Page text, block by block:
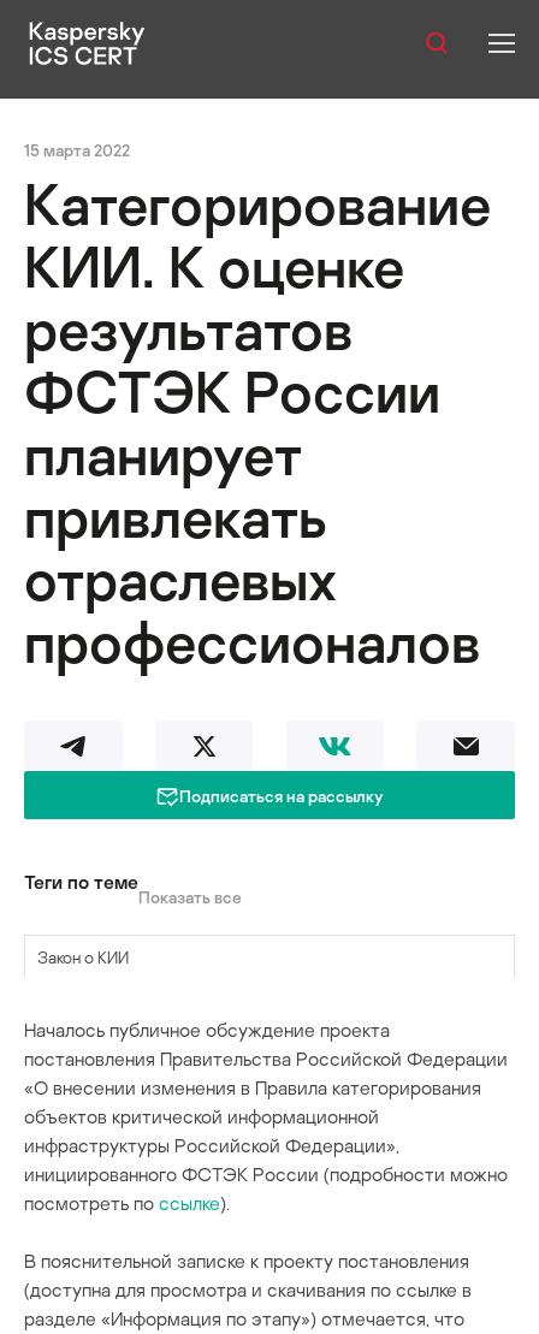
Услуги
Уязвимости
Статистика
Русский
15 марта 2022
Категорирование
КИИ. К оценке
результатов
ФСТЭК России
планирует
привлекать
отраслевых
профессионалов
Подписаться на рассылку
Теги по теме
Показать все
Закон о КИИ
критическая инфраструктура
Началось публичное обсуждение проекта
постановления Правительства Российской Федерации
«О внесении изменения в Правила категорирования
объектов критической информационной
инфраструктуры Российской Федерации»,
инициированного ФСТЭК России (подробности можно
посмотреть по ссылке).
В пояснительной записке к проекту постановления
(доступна для просмотра и скачивания по ссылке в
разделе «Информация по этапу») отмечается, что